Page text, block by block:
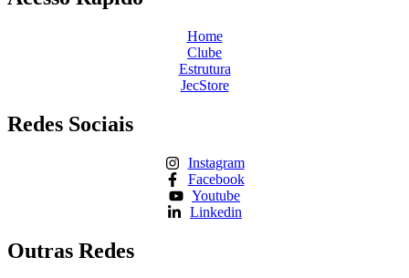
Home
Clube
Estrutura
JecStore
Redes Sociais
Instagram
Facebook
Youtube
Linkedin
Outras Redes